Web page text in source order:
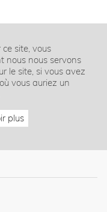
site, vous
nous nous servons
le site, si vous avez
vous auriez un
plus